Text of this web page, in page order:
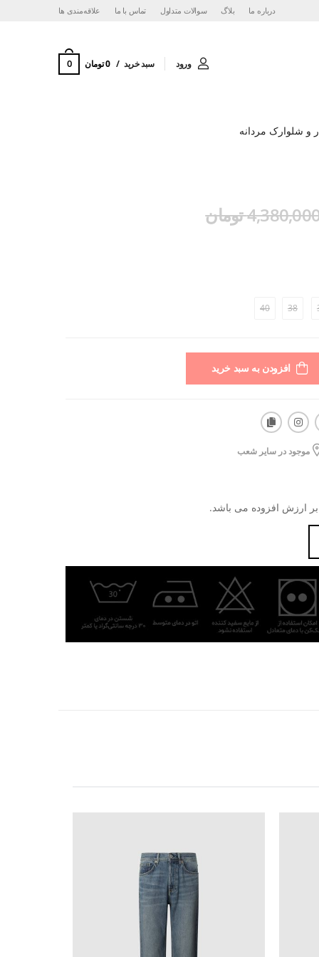
درباره ما بلاگ سوالات متداول تماس با ما ‌علاقه‌مندی ها
ورود سبد خرید 0 تومان 0
و شلوارک مردانه
تومان
38
40
افزودن به سبد خرید
موجود در سایر شعب